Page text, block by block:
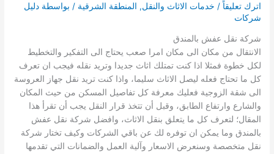
اترك تعليقاً / خدمات الاثاث والنقل, المنطقة الشرقية / بواسطة دليل
شركات
شركة نقل عفش بالمندق
الانتقال من مكان الى مكان امرا صعب يحتاج الى التفكير والتخطيط
لكل خطوة فمثلا اذا كنت تمتلك اثاث جديدا وتريد نقله فيجب ان تعرف
كل ما تحتاج فعله ليصل الاثاث سليما، واذا كنت تريد نقل جهاز العروسة
الى شقة الزوجية فعليك معرفة كل تفاصيل المسكن من حيث المكان
والشارع وارتفاع الطابق، وقبل أن تتخذ قرار النقل يجب أن تقرأ هذا
المقال؛ لتعرف كل ما يتعلق بنقل الاثاث، وافضل شركة نقل عفش
بالمندق وما يمكن ان توفره لك عن باقي الشركات وكيف تختار شركة
نقل متخصصة وسنعرض الاسعار وآلية العمل والضمانات التي تقدمها